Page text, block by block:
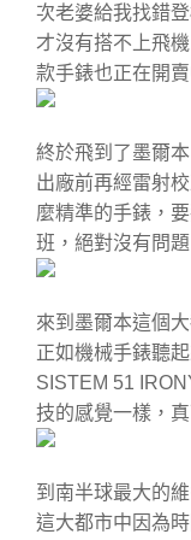
次老婆給我找錯
才沒有搭不上飛
款手錶也正在開賣
終於飛到了墨爾
出廠前再經雷射
麼精準的手錶，
班，絕對沒有問題
來到墨爾本這個
正如機械手錶聽
SISTEM 51
技的感覺一樣，
到南半球最大的
這大都市中因為